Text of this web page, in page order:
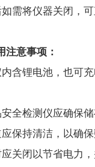
将仪器关闭，可
注意事项：
锂电池，也可充
检测仪应确保储
持清洁，以确保
闭以节省电力，